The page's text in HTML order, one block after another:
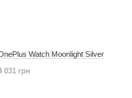
Watch Moonlight Silver
031 грн